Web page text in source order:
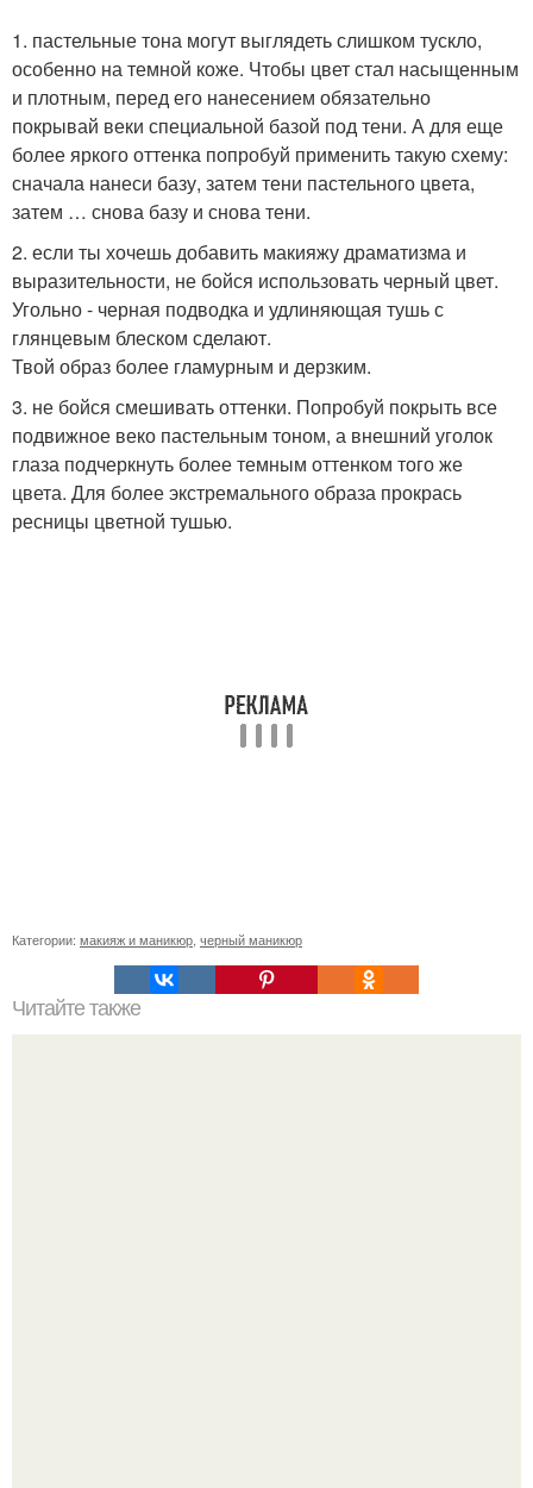
1. пастельные тона могут выглядеть слишком тускло,
особенно на темной коже. Чтобы цвет стал насыщенным
и плотным, перед его нанесением обязательно
покрывай веки специальной базой под тени. А для еще
более яркого оттенка попробуй применить такую схему:
сначала нанеси базу, затем тени пастельного цвета,
затем … снова базу и снова тени.
2. если ты хочешь добавить макияжу драматизма и
выразительности, не бойся использовать черный цвет.
Угольно - черная подводка и удлиняющая тушь с
глянцевым блеском сделают.
Твой образ более гламурным и дерзким.
3. не бойся смешивать оттенки. Попробуй покрыть все
подвижное веко пастельным тоном, а внешний уголок
глаза подчеркнуть более темным оттенком того же
цвета. Для более экстремального образа прокрась
ресницы цветной тушью.
Категории: макияж и маникюр черный маникюр
Читайте также